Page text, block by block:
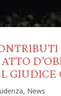
GIUDICE
, News